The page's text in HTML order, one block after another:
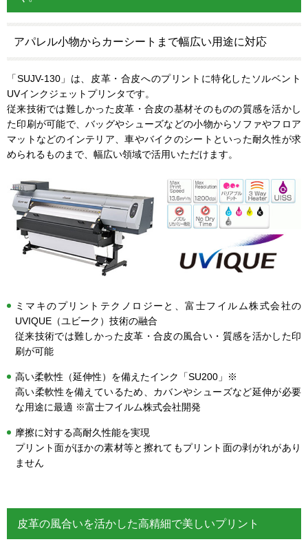
アパレル小物からカーシートまで幅広い用途に対応
「SUJV-130」は、皮革・合皮へのプリントに特化したソルベント
UVインクジェットプリンタです。
従来技術では難しかった皮革・合皮の基材そのものの質感を活かし
た印刷が可能で、バッグやシューズなどの小物からソファやフロア
マットなどのインテリア、車やバイクのシートといった耐久性が求
められるものまで、幅広い領域で活用いただけます。
ミマキのプリントテクノロジーと、富士フイルム株式会社の
UVIQUE（ユビーク）技術の融合
従来技術では難しかった皮革・合皮の風合い・質感を活かした印
刷が可能
高い柔軟性（延伸性）を備えたインク「SU200」※
高い柔軟性を備えているため、カバンやシューズなど延伸が必要
な用途に最適 ※富士フイルム株式会社開発
摩擦に対する高耐久性能を実現
プリント面がほかの素材等と擦れてもプリント面の剥がれがあり
ません
皮革の風合いを活かした高精細で美しいプリント